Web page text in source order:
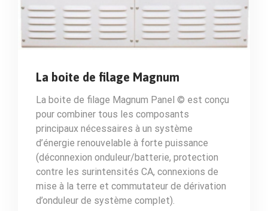
La boite de filage Magnum
La boite de filage Magnum Panel © est conçu
pour combiner tous les composants
principaux nécessaires à un système
d’énergie renouvelable à forte puissance
(déconnexion onduleur/batterie, protection
contre les surintensités CA, connexions de
mise à la terre et commutateur de dérivation
d’onduleur de système complet).